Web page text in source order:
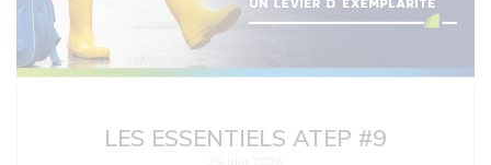
LES ESSENTIELS ATEP #9